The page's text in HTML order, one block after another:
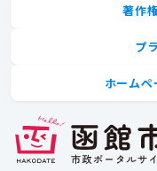
著作
プ
ホーム